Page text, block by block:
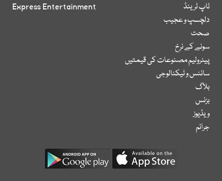
ٹاپ ٹرینڈ
دلچسپ و عجیب
صحت
سونے کے نرخ
پیٹرولیم مصنوعات کی قیمتیں
سائنس و ٹیکنالوجی
بلاگ
بزنس
ویڈیوز
جرائم
Express Entertainment